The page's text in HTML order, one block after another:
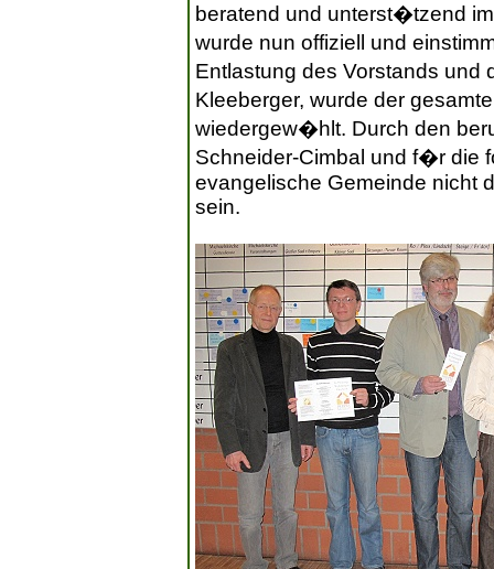
beratend und unterst�tzend
wurde nun offiziell und
Entlastung des Vorstands
Kleeberger, wurde der
wiedergew�hlt. Durch den
Schneider-Cimbal und f�r die
evangelische Gemeinde nicht
sein.